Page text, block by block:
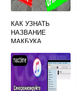
КАК УЗНАТЬ
НАЗВАНИЕ
МАКБУКА